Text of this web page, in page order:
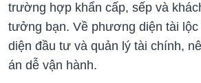
trường hợp khẩn cấp, sếp và
tưởng bạn. Về phương diện tài
diện đầu tư và quản lý tài chính,
án dễ vận hành.